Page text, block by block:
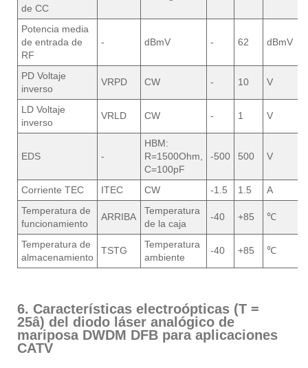
de CC
Potencia media
de entrada de
RF
- dBmV - 62 dBmV
PD Voltaje
inverso
VRPD CW - 10 V
LD Voltaje
inverso
VRLD CW - 1 V
EDS -
HBM:
R=1500Ohm,
C=100pF
-500 500 V
Corriente TEC ITEC CW -1.5 1.5
A
Temperatura de
funcionamiento
ARRIBA
Temperatura
de la caja
-40 +85 ℃
Temperatura de
almacenamiento
TSTG
Temperatura
ambiente
-40 +85 ℃
6. Características electroópticas (T =
25â) del diodo láser analógico de
mariposa DWDM DFB para aplicaciones
CATV